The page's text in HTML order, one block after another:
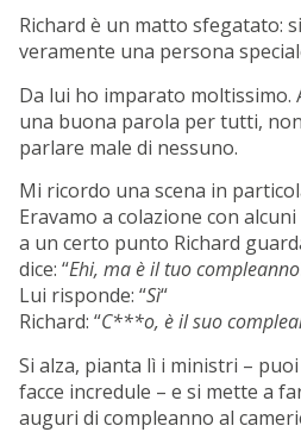
Richard è un matto sfegatato:
veramente una persona
Da lui ho imparato moltissimo.
una buona parola per tutti,
parlare male di nessuno.
Mi ricordo una scena in
Eravamo a colazione con
a un certo punto Richard
dice: “Ehi, ma è il tuo
Lui risponde: “Sì“
Richard: “C***o, è il suo
Si alza, pianta lì i ministri –
facce incredule – e si mette a
auguri di compleanno al